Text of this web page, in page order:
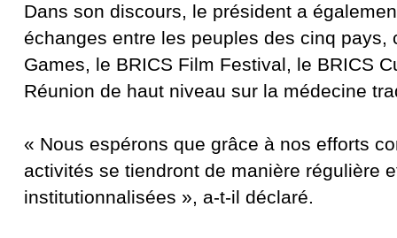
Dans son discours, le président a
échanges entre les peuples des cinq pays,
Games, le BRICS Film Festival, le BRICS
Réunion de haut niveau sur la médecine
« Nous espérons que grâce à nos efforts
activités se tiendront de manière régulière
institutionnalisées », a-t-il déclaré.